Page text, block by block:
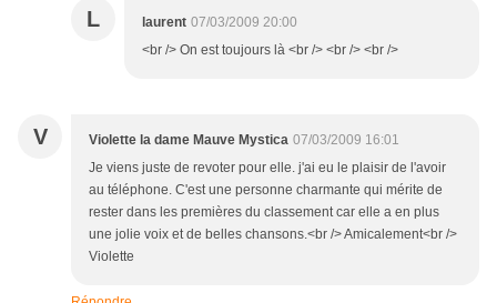
L laurent 07/03/2009 20:00
<br /> On est toujours là <br /> <br /> <br />
V Violette la dame Mauve Mystica 07/03/2009 16:01
Je viens juste de revoter pour elle. j'ai eu le plaisir de l'avoir
au téléphone. C'est une personne charmante qui mérite de
rester dans les premières du classement car elle a en plus
une jolie voix et de belles chansons.<br /> Amicalement<br />
Violette